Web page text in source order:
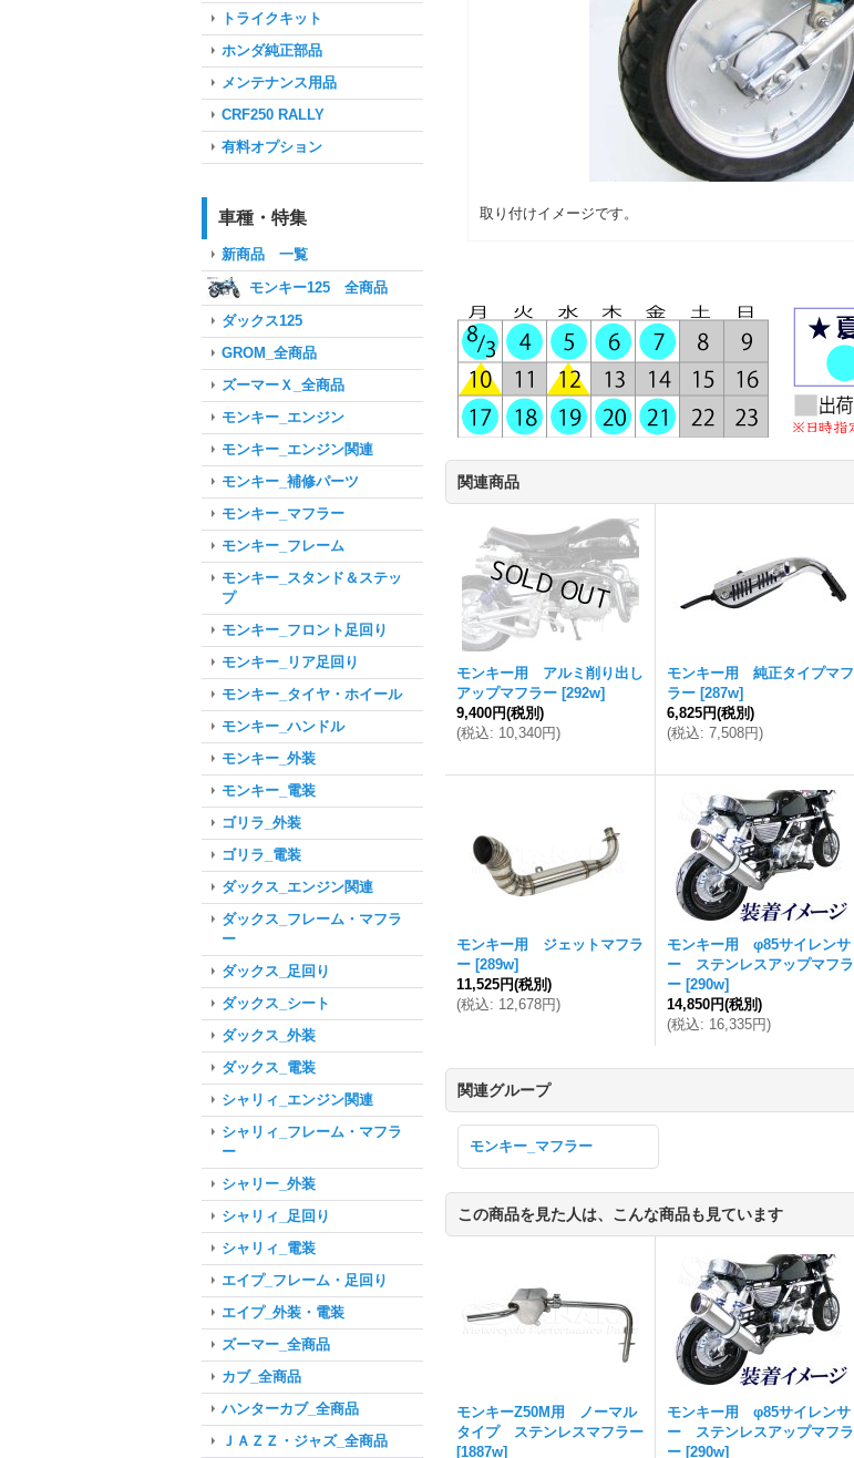
トライクキット
ホンダ純正部品
メンテナンス用品
CRF250 RALLY
有料オプション
車種・特集
新商品 一覧
モンキー125 全商品
ダックス125
GROM_全商品
ズーマーＸ_全商品
モンキー_エンジン
モンキー_エンジン関連
モンキー_補修パーツ
モンキー_マフラー
モンキー_フレーム
モンキー_スタンド＆ステッ
プ
モンキー_フロント足回り
モンキー_リア足回り
モンキー_タイヤ・ホイール
モンキー_ハンドル
モンキー_外装
モンキー_電装
ゴリラ_外装
ゴリラ_電装
ダックス_エンジン関連
ダックス_フレーム・マフラ
ー
ダックス_足回り
ダックス_シート
ダックス_外装
ダックス_電装
シャリィ_エンジン関連
シャリィ_フレーム・マフラ
ー
シャリー_外装
シャリィ_足回り
シャリィ_電装
エイプ_フレーム・足回り
エイプ_外装・電装
ズーマー_全商品
カブ_全商品
ハンターカブ_全商品
ＪＡＺＺ・ジャズ_全商品
取り付けイメージです。
関連商品
モンキー用 アルミ削り出し
アップマフラー [292w]
9,400円(税別)
(税込: 10,340円)
モンキー用 純正タイプマフ
ラー [287w]
6,825円(税別)
(税込: 7,508円)
モンキー用 ジェットマフラ
ー [289w]
11,525円(税別)
(税込: 12,678円)
モンキー用 φ85サイレンサ
ー ステンレスアップマフラ
ー [290w]
14,850円(税別)
(税込: 16,335円)
関連グループ
モンキー_マフラー
この商品を見た人は、こんな商品も見ています
モンキーZ50M用 ノーマル
タイプ ステンレスマフラー
[1887w]
モンキー用 φ85サイレンサ
ー ステンレスアップマフラ
ー [290w]